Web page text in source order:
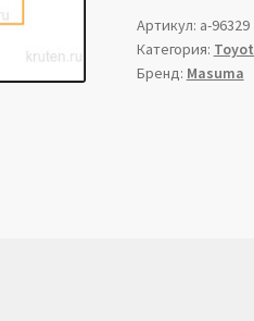
Артикул: a-96329
Категория:
Бренд: Masuma